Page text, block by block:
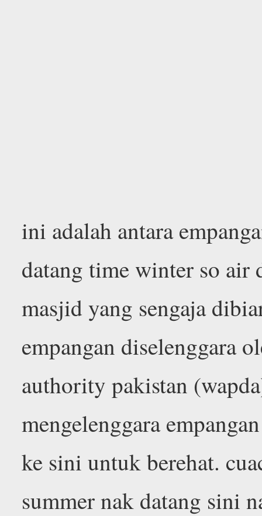
ini adalah antara
datang time winter so air
masjid yang sengaja
empangan diselenggara
authority pakistan
mengelenggara
ke sini untuk berehat.
summer nak datang sini